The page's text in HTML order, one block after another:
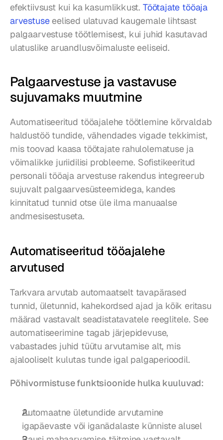
efektiivsust kui ka kasumlikkust. Töötajate tööaja
arvestuse eelised ulatuvad kaugemale lihtsast
palgaarvestuse töötlemisest, kui juhid kasutavad
ulatuslike aruandlusvõimaluste eeliseid.
Palgaarvestuse ja vastavuse
sujuvamaks muutmine
Automatiseeritud tööajalehe töötlemine kõrvaldab
haldustöö tundide, vähendades vigade tekkimist,
mis toovad kaasa töötajate rahulolematuse ja
võimalikke juriidilisi probleeme. Sofistikeeritud
personali tööaja arvestuse rakendus integreerub
sujuvalt palgaarvesüsteemidega, kandes
kinnitatud tunnid otse üle ilma manuaalse
andmesisestuseta.
Automatiseeritud tööajalehe
arvutused
Tarkvara arvutab automaatselt tavapärased
tunnid, ületunnid, kahekordsed ajad ja kõik eritasu
määrad vastavalt seadistatavatele reeglitele. See
automatiseerimine tagab järjepidevuse,
vabastades juhid tüütu arvutamise alt, mis
ajalooliselt kulutas tunde igal palgaperioodil.
Põhivormistuse funktsioonide hulka kuuluvad:
Automaatne ületundide arvutamine
igapäevaste või iganädalaste künniste alusel